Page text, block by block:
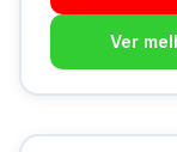
Ver